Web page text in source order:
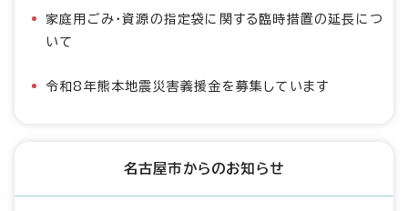
家庭用ごみ・資源の指定袋に関する臨時措置の延長につ
いて
令和8年熊本地震災害義援金を募集しています
名古屋市からのお知らせ